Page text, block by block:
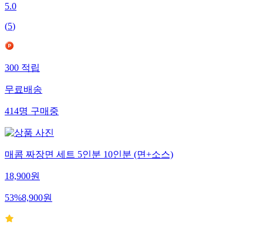
5.0
(5)
300적립
무료배송
414명구매중
매콤 짜장면 세트 5인분 10인분 (면+소스)
18,900원
53%8,900원